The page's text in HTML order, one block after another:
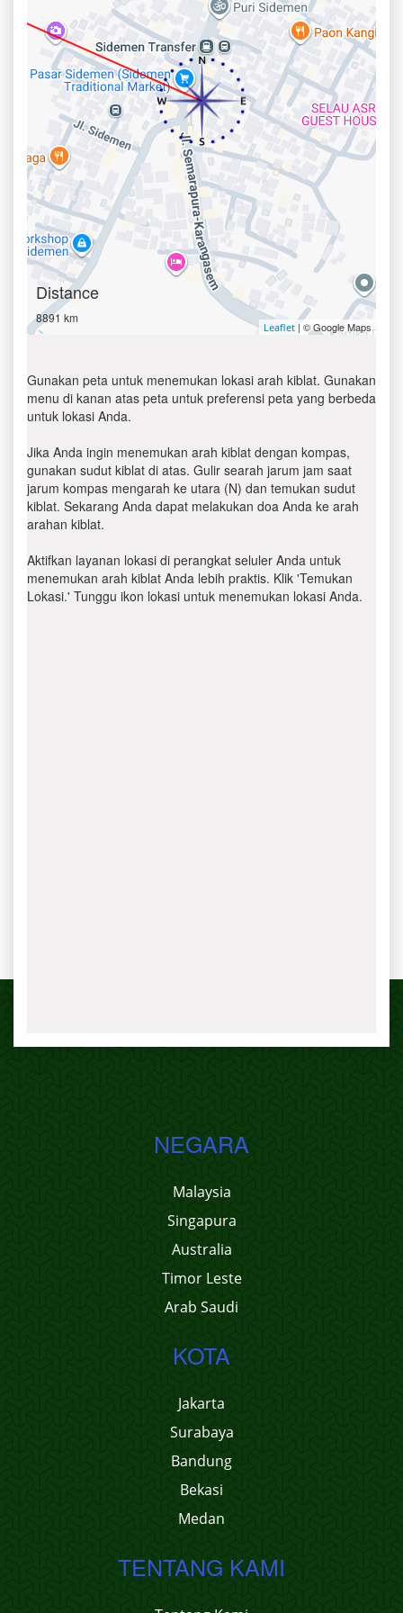
Distance
8891 km
Leaflet | © Google Maps
Gunakan peta untuk menemukan lokasi arah kiblat. Gunakan
menu di kanan atas peta untuk preferensi peta yang berbeda
untuk lokasi Anda.
Jika Anda ingin menemukan arah kiblat dengan kompas,
gunakan sudut kiblat di atas. Gulir searah jarum jam saat
jarum kompas mengarah ke utara (N) dan temukan sudut
kiblat. Sekarang Anda dapat melakukan doa Anda ke arah
arahan kiblat.
Aktifkan layanan lokasi di perangkat seluler Anda untuk
menemukan arah kiblat Anda lebih praktis. Klik 'Temukan
Lokasi.' Tunggu ikon lokasi untuk menemukan lokasi Anda.
NEGARA
Malaysia
Singapura
Australia
Timor Leste
Arab Saudi
KOTA
Jakarta
Surabaya
Bandung
Bekasi
Medan
TENTANG KAMI